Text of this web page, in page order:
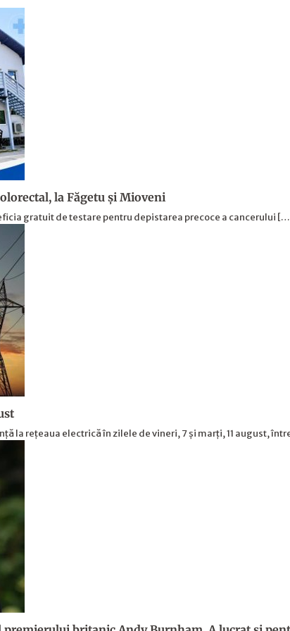
la Făgetu și Mioveni
gratuit de testare pentru depistarea precoce a cancerului
la rețeaua electrică în zilele de vineri, 7 și marți, 11 august,